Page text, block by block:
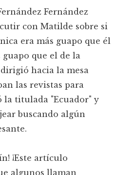
Fernández
con Matilde sobre si
era más guapo que él
guapo que el de la
hacia la mesa
las revistas para
la titulada "Ecuador" y
buscando algún
¡Este artículo
algunos llaman